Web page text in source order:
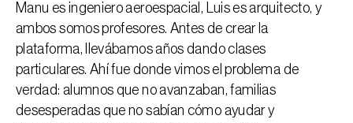
Manu es ingeniero aeroespacial, Luis es arquitecto, y
ambos somos profesores. Antes de crear la
plataforma, llevábamos años dando clases
particulares. Ahí fue donde vimos el problema de
verdad: alumnos que no avanzaban, familias
desesperadas que no sabían cómo ayudar y